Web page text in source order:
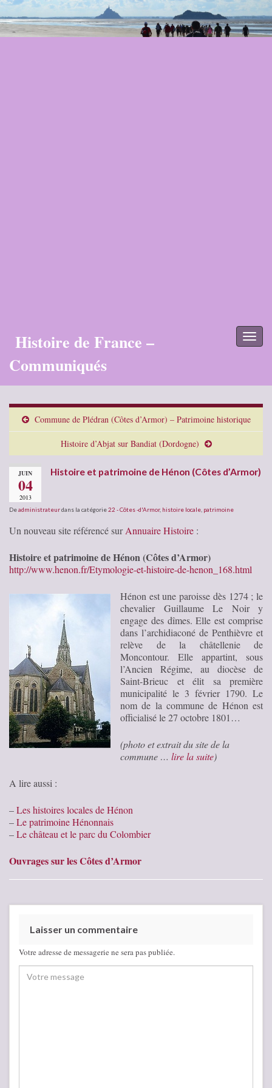
Histoire de France –
Communiqués
Commune de Plédran (Côtes d’Armor) – Patrimoine historique
Histoire d’Abjat sur Bandiat (Dordogne)
JUIN
04
2013
Histoire et patrimoine de Hénon (Côtes d’Armor)
Deadministrateurdans la catégorie22 - Côtes -d'Armor, histoire locale patrimoine
Un nouveau site référencé surAnnuaire Histoire :
Histoire et patrimoine de Hénon (Côtes d’Armor)
http://www.henon.fr/Etymologie-et-histoire-de-henon_168.html
Hénon est une paroisse dès 1274 ; le
chevalier Guillaume Le Noir y
engage des dîmes. Elle est comprise
dans l’archidiaconé de Penthièvre et
relève de la châtellenie de
Moncontour. Elle appartint, sous
l’Ancien Régime, au diocèse de
Saint-Brieuc et élit sa première
municipalité le 3 février 1790. Le
nom de la commune de Hénon est
officialisé le 27 octobre 1801…
(photo et extrait du site de la
commune … lire la suite)
A lire aussi :
–Les histoires locales de Hénon
–Le patrimoine Hénonnais
–Le château et le parc du Colombier
Ouvrages sur les Côtes d’Armor
Laisser un commentaire
Votre adresse de messagerie ne sera pas publiée.